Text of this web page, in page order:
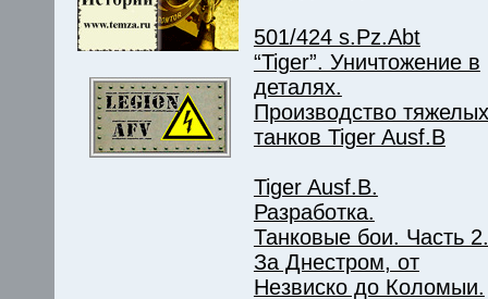
501/424 s.Pz.Abt
“Tiger”. Уничтожение в
деталях.
Производство тяжелых
танков Tiger Ausf.B
Tiger Ausf.B.
Разработка.
Танковые бои. Часть 2.
За Днестром, от
Незвиско до Коломыи.